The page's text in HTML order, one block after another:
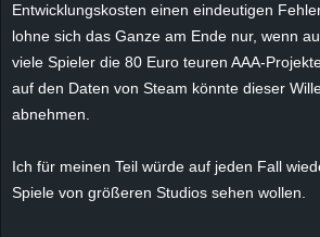
Entwicklungskosten einen eindeutigen
lohne sich das Ganze am Ende nur, wenn
viele Spieler die 80 Euro teuren AAA-
auf den Daten von Steam könnte dieser
abnehmen.
Ich für meinen Teil würde auf jeden Fall
Spiele von größeren Studios sehen wollen.